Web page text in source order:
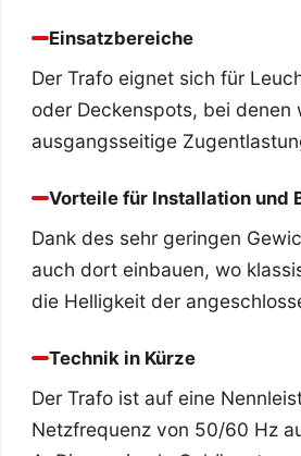
Einsatzbereiche
Der Trafo eignet sich für
oder Deckenspots, bei
ausgangsseitige
Vorteile für Installation und
Dank des sehr geringen
auch dort einbauen, wo
die Helligkeit der
Technik in Kürze
Der Trafo ist auf eine
Netzfrequenz von 50/60 Hz